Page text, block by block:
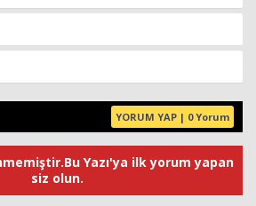
YORUM YAP | 0 Yorum
Yazı'ya ilk yorum yapan
siz olun.